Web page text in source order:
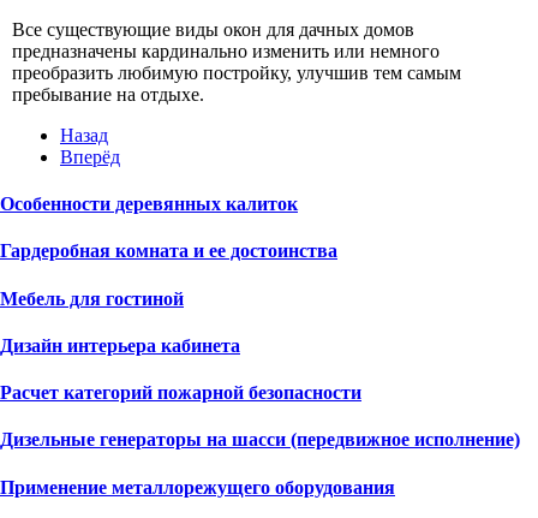
Все существующие виды окон для дачных домов
предназначены кардинально изменить или немного
преобразить любимую постройку, улучшив тем самым
пребывание на отдыхе.
Назад
Вперёд
Особенности деревянных калиток
Гардеробная комната и ее достоинства
Мебель для гостиной
Дизайн интерьера кабинета
Расчет категорий пожарной безопасности
Дизельные генераторы на шасси (передвижное исполнение)
Применение металлорежущего оборудования